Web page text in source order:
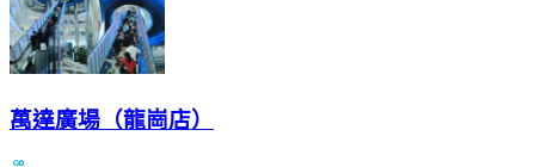
萬達廣場（龍崗店）